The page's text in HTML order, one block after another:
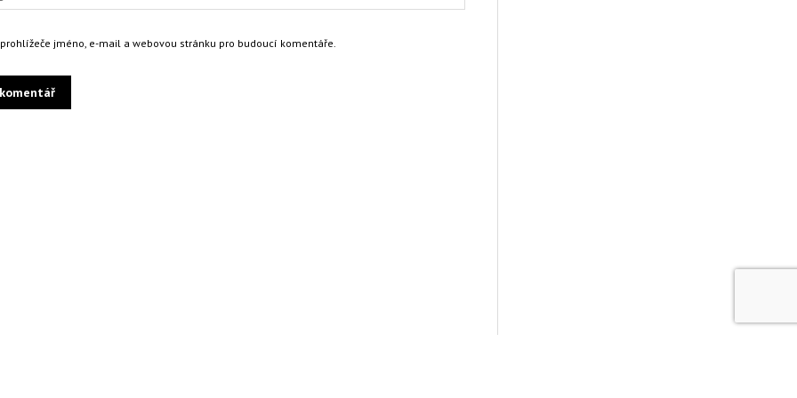
jméno, e-mail a webovou stránku pro budoucí komentáře.